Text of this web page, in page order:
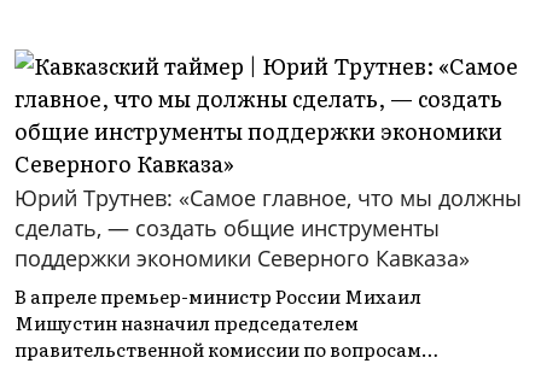
Юрий Трутнев: «Самое главное, что мы должны
сделать, — создать общие инструменты
поддержки экономики Северного Кавказа»
В апреле премьер-министр России Михаил
Мишустин назначил председателем
правительственной комиссии по вопросам…